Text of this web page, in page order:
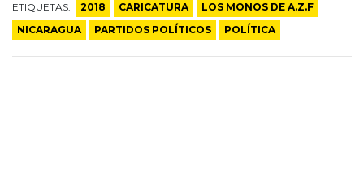
ETIQUETAS: 2018 CARICATURA
LOS MONOS DE A.Z.F
NICARAGUA
PARTIDOS POLÍTICOS POLÍTICA